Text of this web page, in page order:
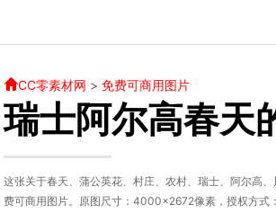
CC零素材网 > 免费可商用图片
瑞士阿尔高春天
这张关于春天、蒲公英花、村庄、农村、瑞士、阿尔高
费可商用图片。原图尺寸：4000×2672像素，授权方